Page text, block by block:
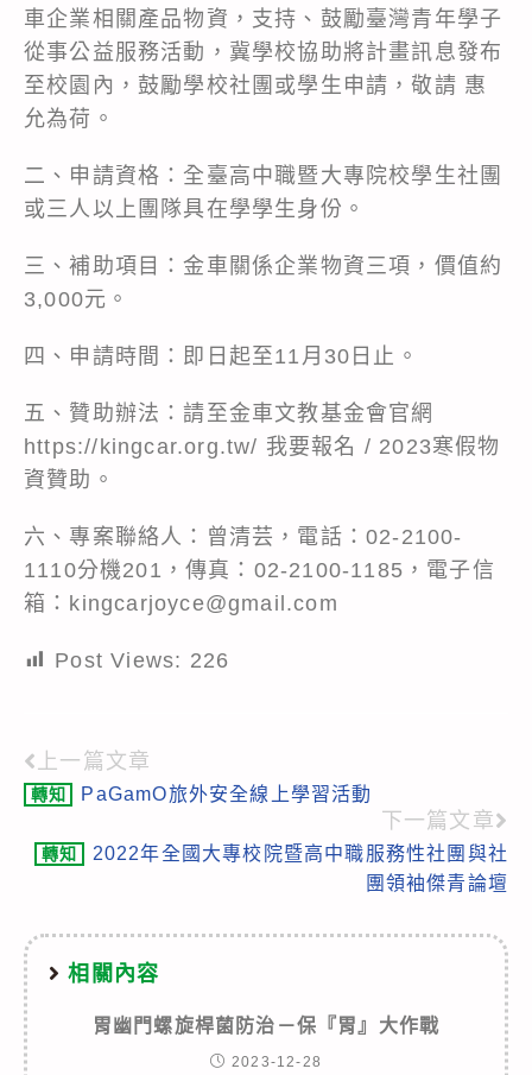
車企業相關產品物資，支持、鼓勵臺灣青年學子
從事公益服務活動，冀學校協助將計畫訊息發布
至校園內，鼓勵學校社團或學生申請，敬請 惠
允為荷。
二、申請資格：全臺高中職暨大專院校學生社團
或三人以上團隊具在學學生身份。
三、補助項目：金車關係企業物資三項，價值約
3,000元。
四、申請時間：即日起至11月30日止。
五、贊助辦法：請至金車文教基金會官網
https://kingcar.org.tw/ 我要報名 / 2023寒假物
資贊助。
六、專案聯絡人：曾清芸，電話：02-2100-
1110分機201，傳真：02-2100-1185，電子信
箱：kingcarjoyce@gmail.com
Post Views: 226
Read
more
articles
上一篇文章
轉知 PaGamO旅外安全線上學習活動
下一篇文章
轉知
2022年全國大專校院暨高中職服務性社團與社
團領袖傑青論壇
相關內容
胃幽門螺旋桿菌防治－保『胃』大作戰
2023-12-28